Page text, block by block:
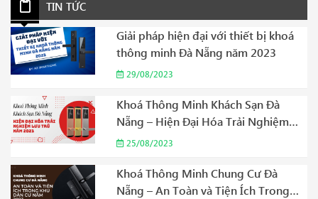
TIN TỨC
Giải pháp hiện đại với thiết bị khoá
thông minh Đà Nẵng năm 2023
29/08/2023
Khoá Thông Minh Khách Sạn Đà
Nẵng – Hiện Đại Hóa Trải Nghiệm
Lưu Trú Năm 2023
25/08/2023
Khoá Thông Minh Chung Cư Đà
Nẵng – An Toàn và Tiện Ích Trong